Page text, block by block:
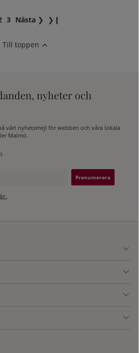
3 Nästa ❯ ❯❙
Till toppen
nyheter och
vårt nyhetsmejl för webben och våra lokala
Malmö.
på: